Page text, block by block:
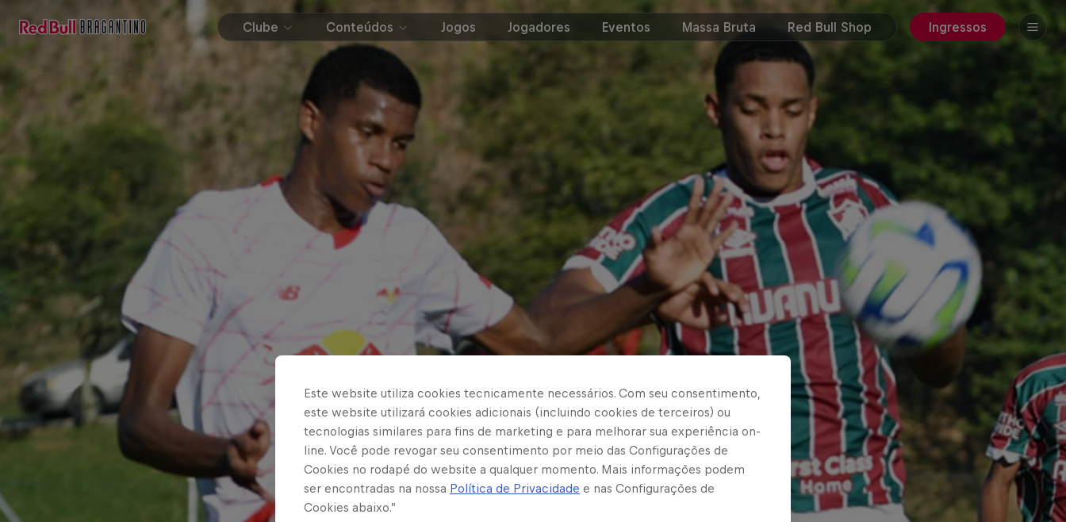
Clube Conteúdos Jogos Jogadores Eventos Massa Bruta Red Bull Shop Ingressos
Este website utiliza cookies tecnicamente necessários. Com seu consentimento,
este website utilizará cookies adicionais (incluindo cookies de terceiros) ou
tecnologias similares para fins de marketing e para melhorar sua experiência on-
line. Você pode revogar seu consentimento por meio das Configurações de
Cookies no rodapé do website a qualquer momento. Mais informações podem
ser encontradas na nossa Política de Privacidade e nas Configurações de
Cookies abaixo.”